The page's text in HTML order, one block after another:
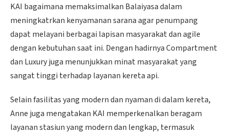
KAI bagaimana memaksimalkan Balaiyasa dalam
meningkatrkan kenyamanan sarana agar penumpang
dapat melayani berbagai lapisan masyarakat dan agile
dengan kebutuhan saat ini. Dengan hadirnya Compartment
dan Luxury juga menunjukkan minat masyarakat yang
sangat tinggi terhadap layanan kereta api.
Selain fasilitas yang modern dan nyaman di dalam kereta,
Anne juga mengatakan KAI memperkenalkan beragam
layanan stasiun yang modern dan lengkap, termasuk